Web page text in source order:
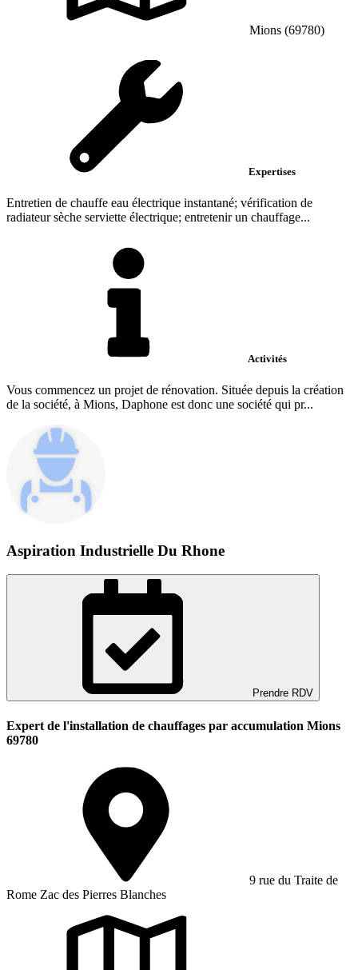
Mions (69780)
Expertises
Entretien de chauffe eau électrique instantané; vérification de
radiateur sèche serviette électrique; entretenir un chauffage...
Activités
Vous commencez un projet de rénovation. Située depuis la création
de la société, à Mions, Daphone est donc une société qui pr...
Aspiration Industrielle Du Rhone
Prendre RDV
Expert de l'installation de chauffages par accumulation Mions
69780
9 rue du Traite de
Rome Zac des Pierres Blanches